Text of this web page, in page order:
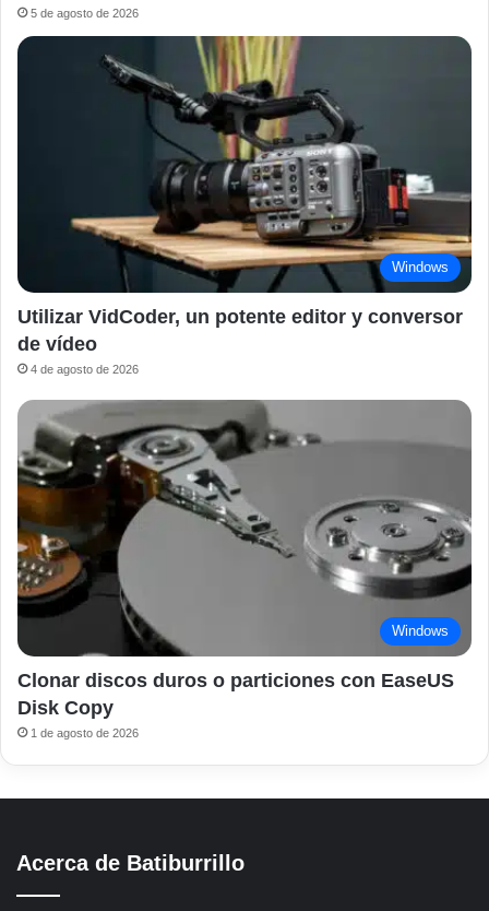
5 de agosto de 2026
Windows
Utilizar VidCoder, un potente editor y conversor
de vídeo
4 de agosto de 2026
Windows
Clonar discos duros o particiones con EaseUS
Disk Copy
1 de agosto de 2026
Acerca de Batiburrillo